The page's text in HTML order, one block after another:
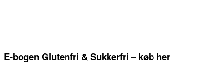
E-bogen Glutenfri & Sukkerfri – køb her